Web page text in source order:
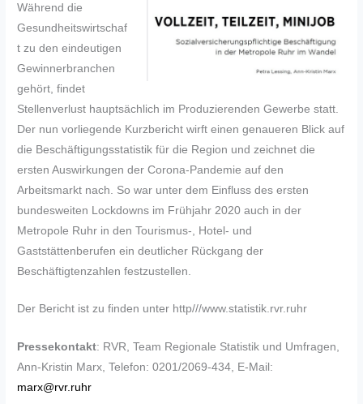
Während die
Gesundheitswirtschaf
t zu den eindeutigen
Gewinnerbranchen
gehört, findet
Stellenverlust hauptsächlich im Produzierenden Gewerbe statt.
Der nun vorliegende Kurzbericht wirft einen genaueren Blick auf
die Beschäftigungsstatistik für die Region und zeichnet die
ersten Auswirkungen der Corona-Pandemie auf den
Arbeitsmarkt nach. So war unter dem Einfluss des ersten
bundesweiten Lockdowns im Frühjahr 2020 auch in der
Metropole Ruhr in den Tourismus-, Hotel- und
Gaststättenberufen ein deutlicher Rückgang der
Beschäftigtenzahlen festzustellen.
Der Bericht ist zu finden unter http///www.statistik.rvr.ruhr
Pressekontakt: RVR, Team Regionale Statistik und Umfragen,
Ann-Kristin Marx, Telefon: 0201/2069-434, E-Mail:
marx@rvr.ruhr